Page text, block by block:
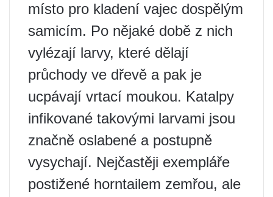
místo pro kladení vajec dospělým
samicím. Po nějaké době z nich
vylézají larvy, které dělají
průchody ve dřevě a pak je
ucpávají vrtací moukou. Katalpy
infikované takovými larvami jsou
značně oslabené a postupně
vysychají. Nejčastěji exempláře
postižené horntailem zemřou, ale